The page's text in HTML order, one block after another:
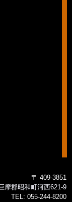
〒 409-3851
摩郡昭和町河西621-9
TEL: 055-244-8200